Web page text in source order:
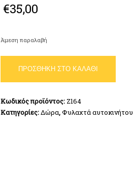
€35,00
Άμεση παραλαβή
Αυτοκινήτου
Διπλής
Παναγία-
Άγιος
ΠΡΟΣΘΉΚΗ ΣΤΟ ΚΑΛΆΘΙ
Κωδικός προϊόντος: Z164
Κατηγορίες:Δώρα,Φυλαχτά αυτοκινήτου